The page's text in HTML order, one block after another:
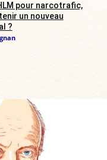
pour narcotrafic,
un nouveau
?